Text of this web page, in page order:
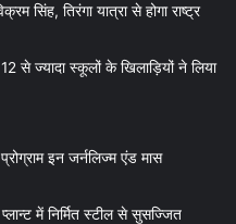
सिंह, तिरंगा यात्रा से होगा राष्ट्र
से ज्यादा स्कूलों के खिलाड़ियों ने लिया
इन जर्नलिज्म एंड मास
में निर्मित स्टील से सुसज्जित